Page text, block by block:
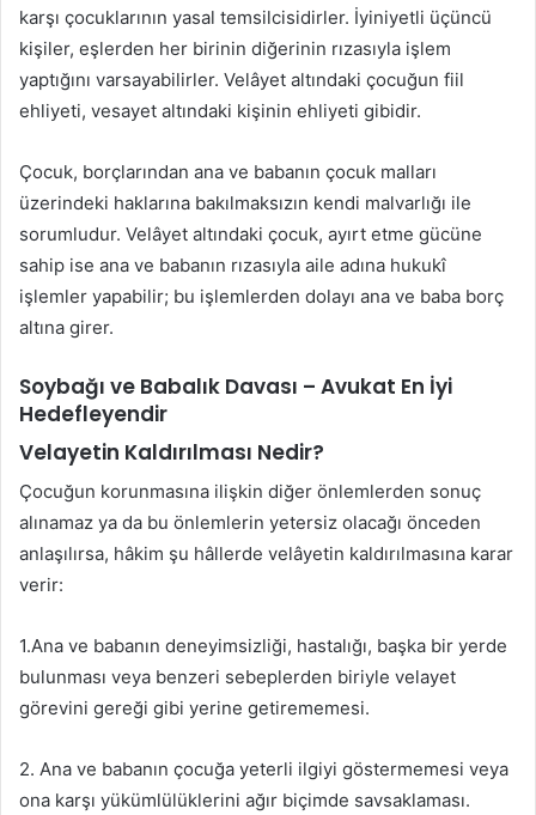
karşı çocuklarının yasal temsilcisidirler. İyiniyetli üçüncü
kişiler, eşlerden her birinin diğerinin rızasıyla işlem
yaptığını varsayabilirler. Velâyet altındaki çocuğun fiil
ehliyeti, vesayet altındaki kişinin ehliyeti gibidir.
Çocuk, borçlarından ana ve babanın çocuk malları
üzerindeki haklarına bakılmaksızın kendi malvarlığı ile
sorumludur. Velâyet altındaki çocuk, ayırt etme gücüne
sahip ise ana ve babanın rızasıyla aile adına hukukî
işlemler yapabilir; bu işlemlerden dolayı ana ve baba borç
altına girer.
Soybağı ve Babalık Davası – Avukat En İyi
Hedefleyendir
Velayetin Kaldırılması Nedir?
Çocuğun korunmasına ilişkin diğer önlemlerden sonuç
alınamaz ya da bu önlemlerin yetersiz olacağı önceden
anlaşılırsa, hâkim şu hâllerde velâyetin kaldırılmasına karar
verir:
1.Ana ve babanın deneyimsizliği, hastalığı, başka bir yerde
bulunması veya benzeri sebeplerden biriyle velayet
görevini gereği gibi yerine getirememesi.
2. Ana ve babanın çocuğa yeterli ilgiyi göstermemesi veya
ona karşı yükümlülüklerini ağır biçimde savsaklaması.